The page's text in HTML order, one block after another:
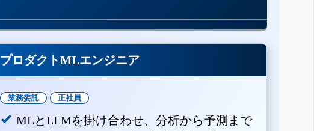
プロダクトMLエンジニア
業務委託 正社員
MLとLLMを掛け合わせ、分析から予測まで